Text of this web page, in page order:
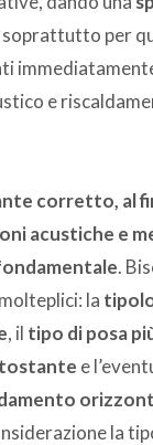
soprattutto per
e
corretto, al
acustiche e
.
la
, il tipo di posa
e
la